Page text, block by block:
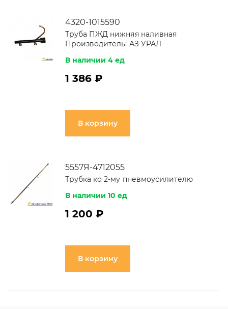
4320-1015590
Труба ПЖД нижняя наливная
Производитель: АЗ УРАЛ
В наличии 4 ед
1 386 ₽
В корзину
5557Я-4712055
Трубка ко 2-му пневмоусилителю
В наличии 10 ед
1 200 ₽
В корзину